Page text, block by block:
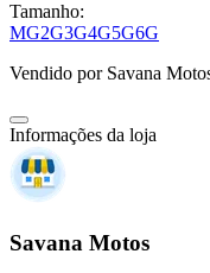
Tamanho:
MG2G3G4G5G6G
Vendido por Savana
Informações da loja
Savana Motos